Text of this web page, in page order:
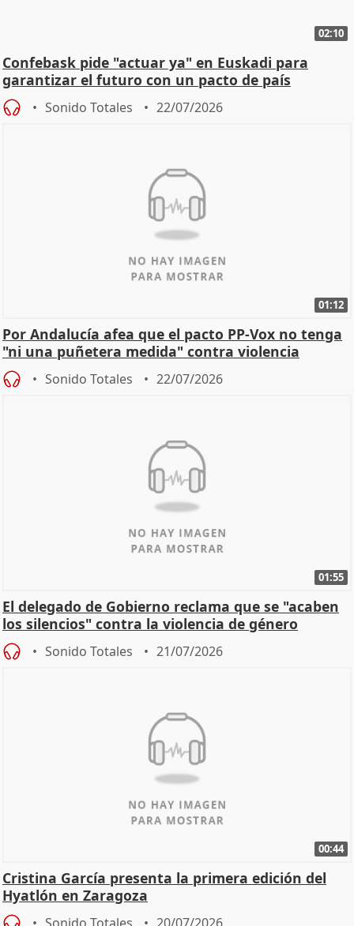
02:10
Confebask pide "actuar ya" en Euskadi para
garantizar el futuro con un pacto de país
Sonido Totales 22/07/2026
01:12
Por Andalucía afea que el pacto PP-Vox no tenga
"ni una puñetera medida" contra violencia
machista
Sonido Totales 22/07/2026
01:55
El delegado de Gobierno reclama que se "acaben
los silencios" contra la violencia de género
Sonido Totales 21/07/2026
00:44
Cristina García presenta la primera edición del
Hyatlón en Zaragoza